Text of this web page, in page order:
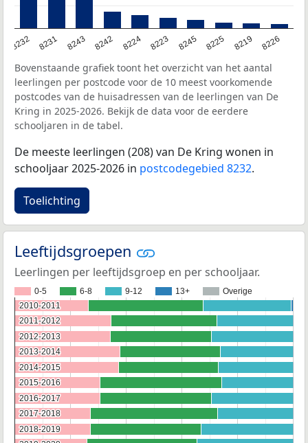
8232 8231 8243 8242 8224 8223 8245 8225 8219 8226
Bovenstaande grafiek toont het overzicht van het aantal
leerlingen per postcode voor de 10 meest voorkomende
postcodes van de huisadressen van de leerlingen van De
Kring in 2025-2026. Bekijk de data voor de eerdere
schooljaren in de tabel.
De meeste leerlingen (208) van De Kring wonen in
schooljaar 2025-2026 in postcodegebied 8232.
Toelichting
Leeftijdsgroepen
Leerlingen per leeftijdsgroep en per schooljaar.
0-5 6-8 9-12 13+
Overige
2010-2011
2010-2011
2011-2012
2011-2012
2012-2013
2012-2013
2013-2014
2013-2014
2014-2015
2014-2015
2015-2016
2015-2016
2016-2017
2016-2017
2017-2018
2017-2018
2018-2019
2018-2019